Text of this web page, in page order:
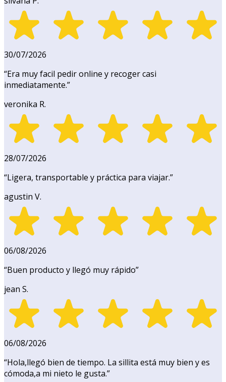
30/07/2026
“Era muy facil pedir online y recoger casi
inmediatamente.”
veronika R.
28/07/2026
“Ligera, transportable y práctica para viajar.”
agustin V.
06/08/2026
“Buen producto y llegó muy rápido”
jean S.
06/08/2026
“Hola,llegó bien de tiempo. La sillita está muy bien y es
cómoda,a mi nieto le gusta.”